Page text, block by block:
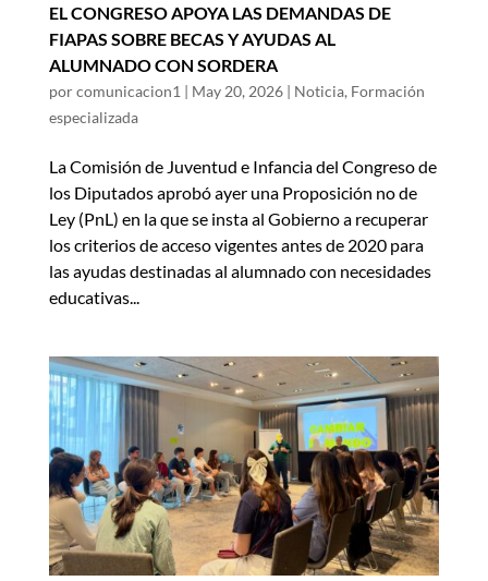
EL CONGRESO APOYA LAS DEMANDAS DE
FIAPAS SOBRE BECAS Y AYUDAS AL
ALUMNADO CON SORDERA
porcomunicacion1 | May 20, 2026| Noticia, Formación
especializada
La Comisión de Juventud e Infancia del Congreso de
los Diputados aprobó ayer una Proposición no de
Ley (PnL) en la que se insta al Gobierno a recuperar
los criterios de acceso vigentes antes de 2020 para
las ayudas destinadas al alumnado con necesidades
educativas...